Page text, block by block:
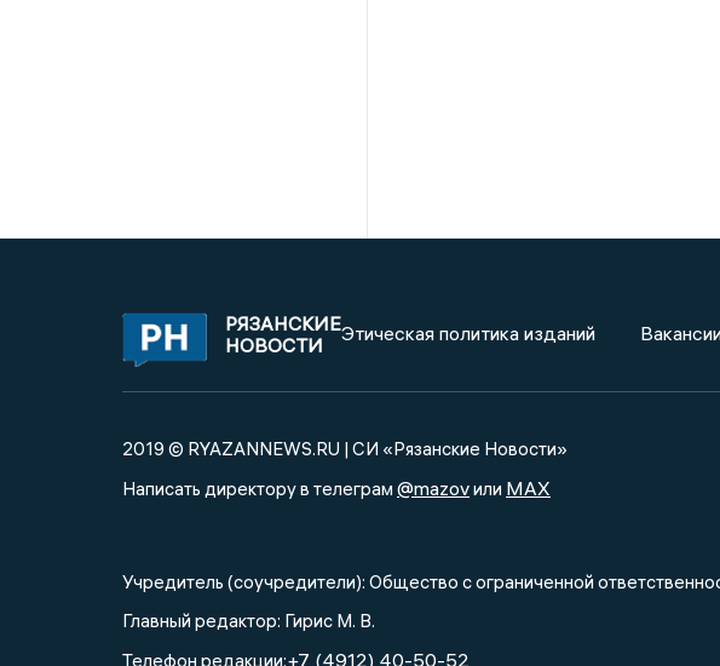
РЯЗАНСКИЕ
НОВОСТИ
Этическая политика изданий
2019 © RYAZANNEWS.RU | СИ «Рязанские Новости»
Написать директору в телеграм @mazovили MAX
Учредитель (соучредители): Общество с ограниченной
Главный редактор: Гирис М. В.
Телефон редакции:+7 (4912) 40-50-52